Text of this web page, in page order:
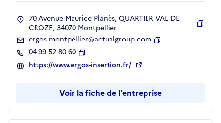
70 Avenue Maurice Planès, QUARTIER VAL DE
CROZE, 34070 Montpellier
ergos.montpellier@actualgroup.com
04 99 52 80 60
Copier
https://www.ergos-insertion.fr/
Voir la fiche de l'entreprise